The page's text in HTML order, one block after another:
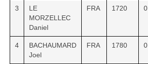
3
LE
MORZELLEC
Daniel
FRA 1720 0
4
BACHAUMARD
Joel
FRA 1780 0